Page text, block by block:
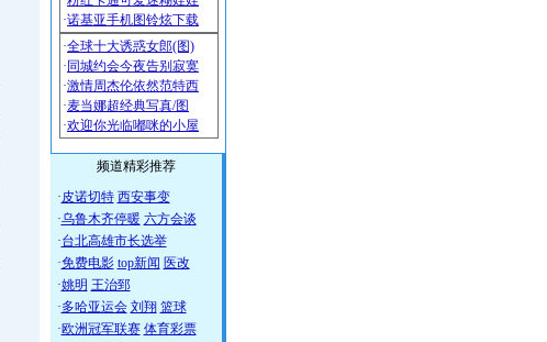
频道精彩推荐
·皮诺切特 西安事变
·乌鲁木齐停暖 六方会谈
·台北高雄市长选举
·免费电影 top新闻 医改
·姚明 王治郅
·多哈亚运会 刘翔 篮球
·欧洲冠军联赛 体育彩票